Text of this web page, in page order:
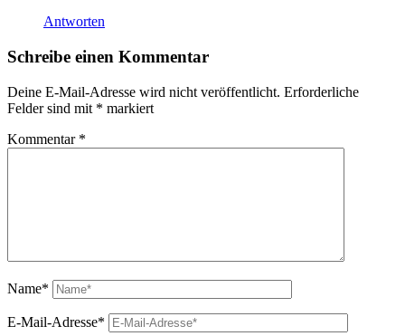
Antworten
Schreibe einen Kommentar
Deine E-Mail-Adresse wird nicht veröffentlicht. Erforderliche
Felder sind mit * markiert
Kommentar *
Name*
E-Mail-Adresse*